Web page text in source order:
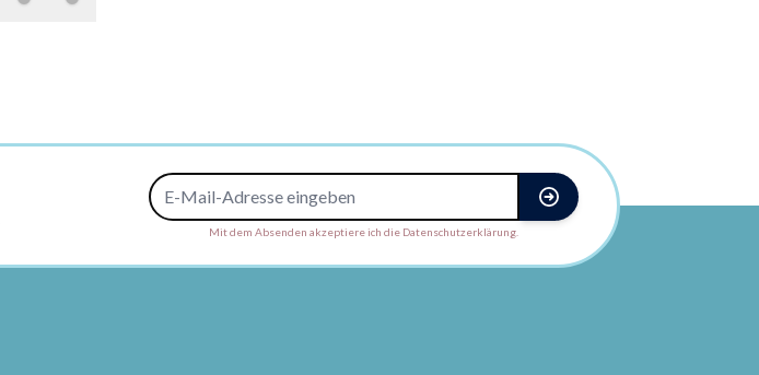
E-Mail-Adresse
Mit dem Absenden akzeptiere ich die Datenschutzerklärung.